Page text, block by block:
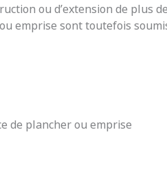
ou d’extension de plus
emprise sont toutefois
de plancher ou emprise